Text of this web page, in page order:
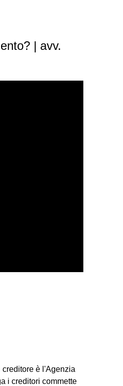
| avv.
creditore è l'Agenzia
i creditori commette